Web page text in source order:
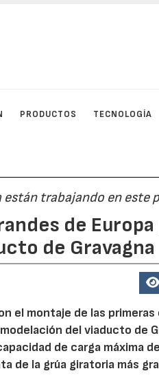
PRODUCTOS TECNOLOGÍA
están trabajando en
de
de Gravagna
el montaje de las primeras
del viaducto de
de carga máxima
de la grúa giratoria más